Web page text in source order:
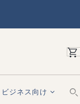
ビジネス向け